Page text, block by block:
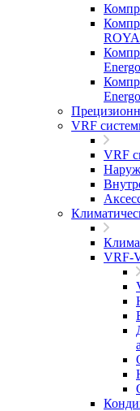
VRF
VRF
VRF-